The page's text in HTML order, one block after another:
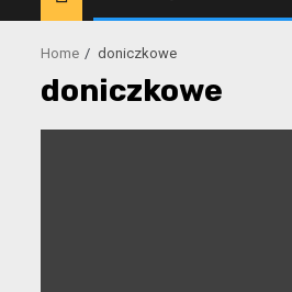
Home doniczkowe
doniczkowe